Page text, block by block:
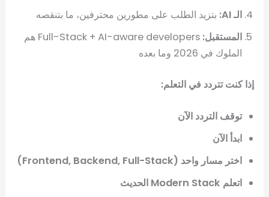
الـ AI:
بتزيد الطلب على مطورين محترفين، ما بتنقصه
المستقبل:
Full-Stack + AI-aware developers هم
الملوك في 2026 وما بعده
إذا كنت تتردد في التعلم:
توقف التردد الآن
ابدأ الآن
اختر مسار واحد (Frontend, Backend, Full-Stack)
اتعلم Modern Stack الحديث